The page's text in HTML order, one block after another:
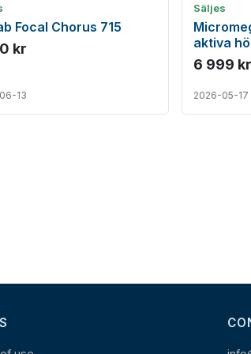
Focal Chorus 715
kr
13
Säljes
aktiva
komplett
kartong
6 999 kr
2026-05-17